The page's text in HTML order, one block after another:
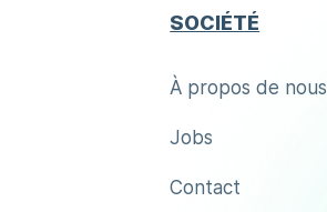
SOCIÉTÉ
À propos de nous
Jobs
Contact